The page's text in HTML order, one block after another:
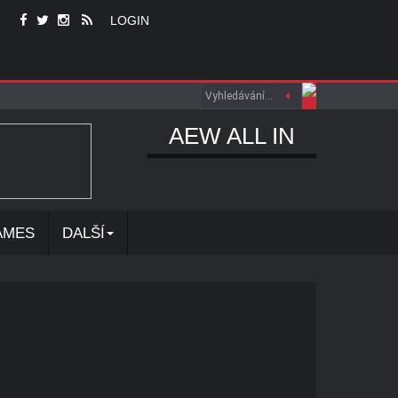
LOGIN
AEW ALL IN
DALŠÍ